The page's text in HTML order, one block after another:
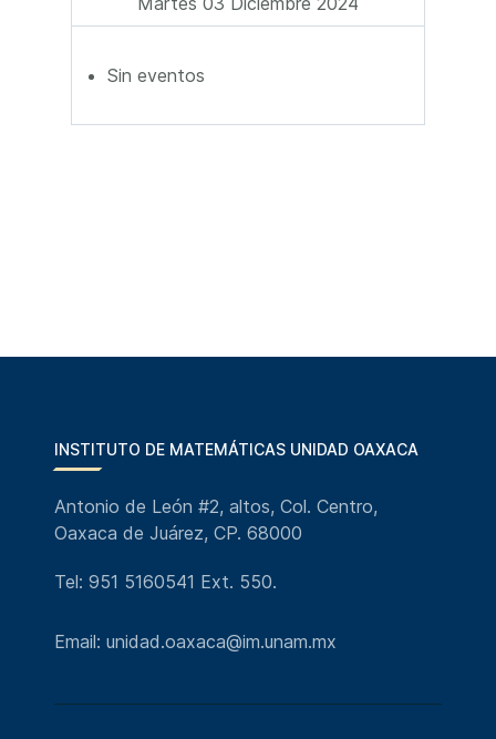
Sin eventos
INSTITUTO DE MATEMÁTICAS UNIDAD OAXACA
Antonio de León #2, altos, Col. Centro,
Oaxaca de Juárez, CP. 68000
Tel: 951 5160541 Ext. 550.
Email: unidad.oaxaca@im.unam.mx